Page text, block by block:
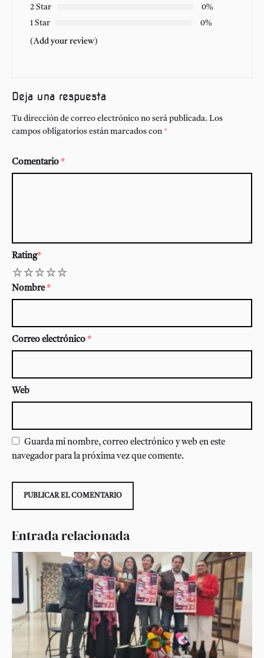
2 Star
0%
1 Star
0%
(Add your review)
Deja una respuesta
Tu dirección de correo electrónico no será publicada. Los
campos obligatorios están marcados con *
Comentario *
Rating*
5
4
3
2
Nombre*
Correo electrónico *
Web
Guarda mi nombre, correo electrónico y web en este
navegador para la próxima vez que comente.
Entrada relacionada